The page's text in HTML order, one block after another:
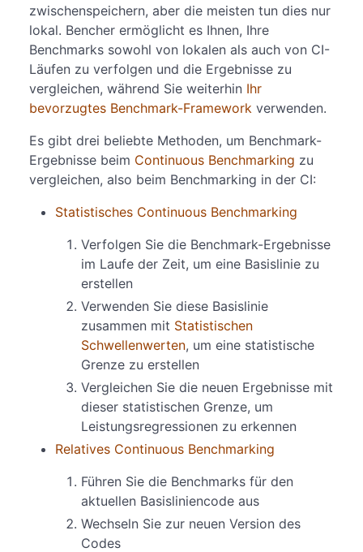
zwischenspeichern, aber die meisten tun dies nur
lokal. Bencher ermöglicht es Ihnen, Ihre
Benchmarks sowohl von lokalen als auch von CI-
Läufen zu verfolgen und die Ergebnisse zu
vergleichen, während Sie weiterhin Ihr
bevorzugtes Benchmark-Framework verwenden.
Es gibt drei beliebte Methoden, um Benchmark-
Ergebnisse beim Continuous Benchmarking zu
vergleichen, also beim Benchmarking in der CI:
Statistisches Continuous Benchmarking
Verfolgen Sie die Benchmark-Ergebnisse
im Laufe der Zeit, um eine Basislinie zu
erstellen
Verwenden Sie diese Basislinie
zusammen mit Statistischen
Schwellenwerten, um eine statistische
Grenze zu erstellen
Vergleichen Sie die neuen Ergebnisse mit
dieser statistischen Grenze, um
Leistungsregressionen zu erkennen
Relatives Continuous Benchmarking
Führen Sie die Benchmarks für den
aktuellen Basisliniencode aus
Wechseln Sie zur neuen Version des
Codes